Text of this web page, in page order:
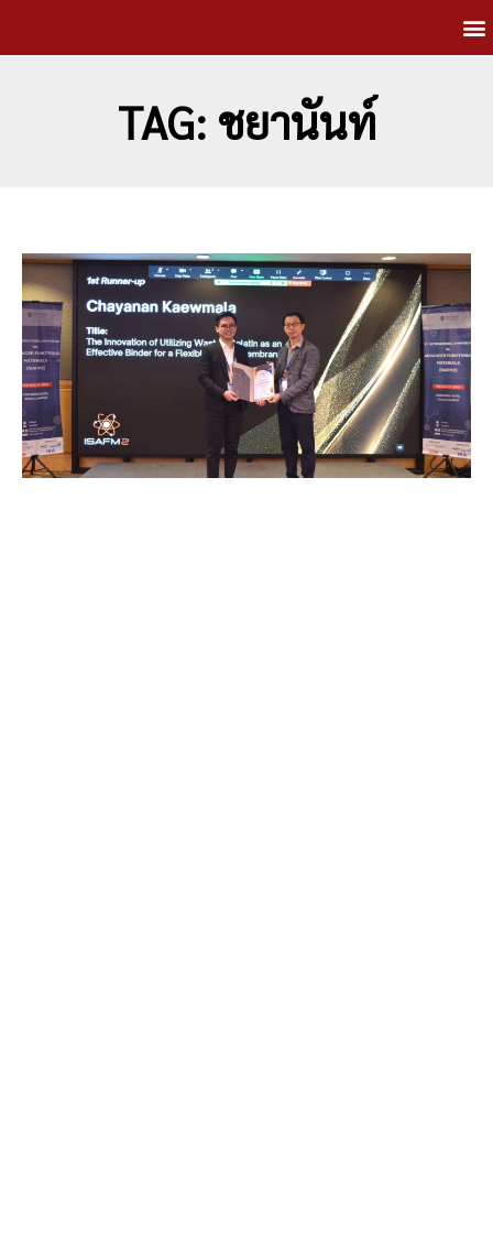
TAG: ชยานันท์